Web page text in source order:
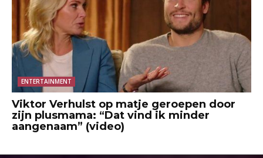
ENTERTAINMENT
Viktor Verhulst op matje geroepen door
zijn plusmama: “Dat vind ik minder
aangenaam” (video)